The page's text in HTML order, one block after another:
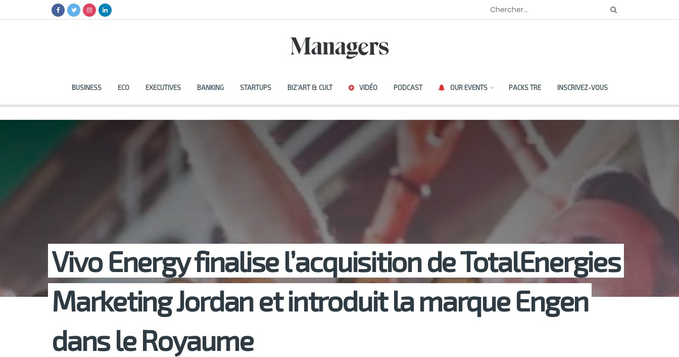
BUSINESS ECO EXECUTIVES BANKING STARTUPS BIZ’ART & CULT VIDÉO PODCAST OUR EVENTS PACKS TRE INSCRIVEZ-VOUS
Vivo Energy finalise l’acquisition de TotalEnergies
Marketing Jordan et introduit la marque Engen
dans le Royaume